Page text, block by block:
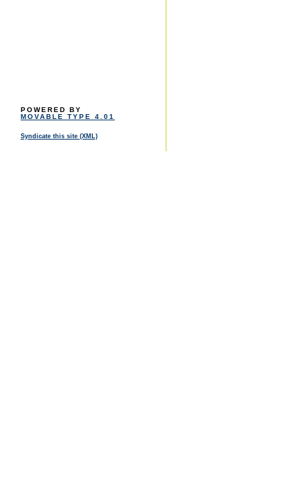
POWERED BY
MOVABLE TYPE 4.01
Syndicate this site (XML)